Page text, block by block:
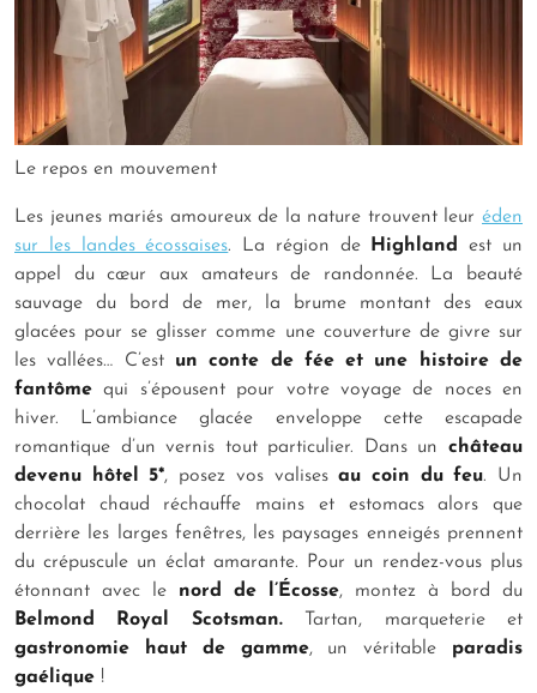
Le repos en mouvement
Les jeunes mariés amoureux de la nature trouvent leur éden
sur les landes écossaises. La région de Highlandest un
appel du cœur aux amateurs de randonnée. La beauté
sauvage du bord de mer, la brume montant des eaux
glacées pour se glisser comme une couverture de givre sur
les vallées… C’est un conte de fée et une histoire de
fantômequi s’épousent pour votre voyage de noces en
hiver. L’ambiance glacée enveloppe cette escapade
romantique d’un vernis tout particulier. Dans un château
devenu hôtel 5*, posez vos valisesau coin du feu. Un
chocolat chaud réchauffe mains et estomacs alors que
derrière les larges fenêtres, les paysages enneigés prennent
du crépuscule un éclat amarante. Pour un rendez-vous plus
étonnant avec le nord de l’Écosse, montez à bord du
Belmond Royal Scotsman.
Tartan, marqueterie et
gastronomie haut de gamme, un véritable paradis
gaélique !